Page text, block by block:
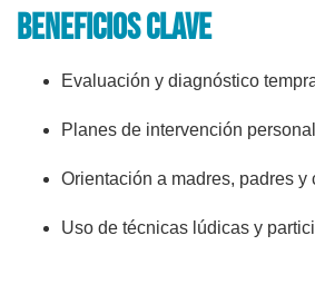
beneficios clave
Evaluación y diagnóstico
Planes de intervención
Orientación a madres, padres
Uso de técnicas lúdicas y